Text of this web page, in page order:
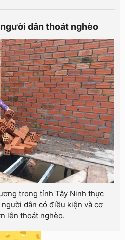
dân thoát nghèo
trong tỉnh Tây Ninh thực
dân có điều kiện và cơ
lên thoát nghèo.